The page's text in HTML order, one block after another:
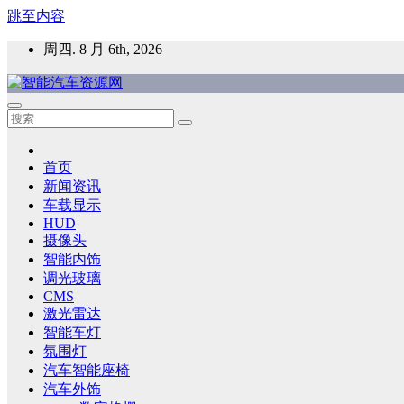
跳至内容
周四. 8 月 6th, 2026
智能汽车资源网
智能表面，智能内饰，新能源汽车，HMI，人车交互，智能车
首页
新闻资讯
车载显示
HUD
摄像头
智能内饰
调光玻璃
CMS
激光雷达
智能车灯
氛围灯
汽车智能座椅
汽车外饰